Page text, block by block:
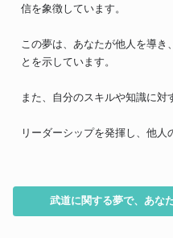
信を象徴しています。
この夢は、あなたが他人を導き
とを示しています。
また、自分のスキルや知識に対
リーダーシップを発揮し、他人
武道に関する夢で、あな